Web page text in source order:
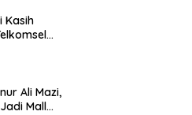
Kasih
Ali Mazi,
Mall